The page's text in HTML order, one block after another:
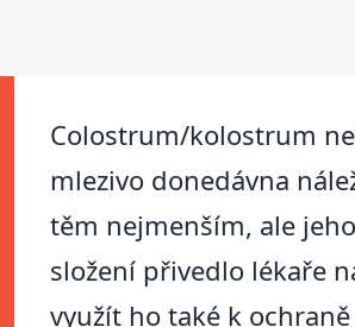
Colostrum/kolostrum
mlezivo donedávna
těm nejmenším, ale
složení přivedlo lékaře
využít ho také k